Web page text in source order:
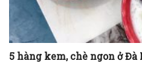
5 hàng kem, chè ngon ở Đà